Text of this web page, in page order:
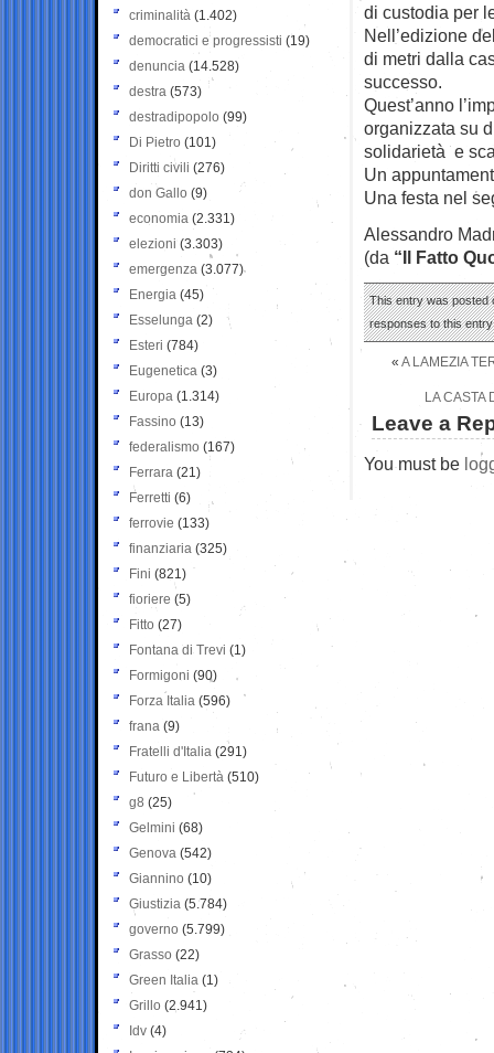
di custodia per
Nell’edizione
di metri dalla
successo.
Quest’anno
organizzata su
solidarietà e
Un
Una festa nel
Alessandro
(da “Il Fatto
This entry was posted
responses to this
« A LAMEZIA
LA CASTA
Leave a
You must be
criminalità (1.402)
democratici e progressisti (19)
denuncia (14.528)
destra (573)
destradipopolo (99)
Di Pietro (101)
Diritti civili (276)
don Gallo (9)
economia (2.331)
elezioni (3.303)
emergenza (3.077)
Energia (45)
Esselunga (2)
Esteri (784)
Eugenetica (3)
Europa (1.314)
Fassino (13)
federalismo (167)
Ferrara (21)
Ferretti (6)
ferrovie (133)
finanziaria (325)
Fini (821)
fioriere (5)
Fitto (27)
Fontana di Trevi (1)
Formigoni (90)
Forza Italia (596)
frana (9)
Fratelli d'Italia (291)
Futuro e Libertà (510)
g8 (25)
Gelmini (68)
Genova (542)
Giannino (10)
Giustizia (5.784)
governo (5.799)
Grasso (22)
Green Italia (1)
Grillo (2.941)
Idv (4)